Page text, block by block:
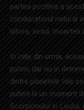
partea pozitiva a
conducatorul natural
altora, sexul, moartea
In cele din urma,
puteri, dar nu in
dintre planetele tale
puterii la un moment
Scorpionului si Leului,